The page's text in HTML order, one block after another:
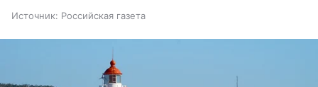
Источник: Российская газета